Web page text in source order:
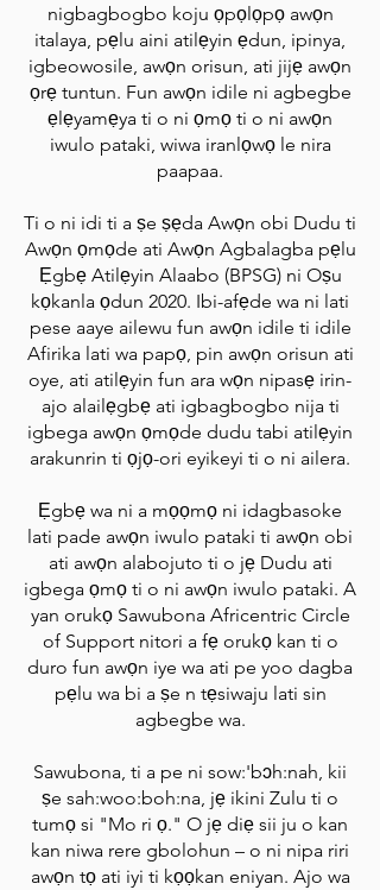
nigbagbogbo koju ọpọlọpọ awọn
italaya, pẹlu aini atilẹyin ẹdun, ipinya,
igbeowosile, awọn orisun, ati jijẹ awọn
ọrẹ tuntun. Fun awọn idile ni agbegbe
ẹlẹyamẹya ti o ni ọmọ ti o ni awọn
iwulo pataki, wiwa iranlọwọ le nira
paapaa.
Ti o ni idi ti a ṣe ṣẹda Awọn obi Dudu ti
Awọn ọmọde ati Awọn Agbalagba pẹlu
Ẹgbẹ Atilẹyin Alaabo (BPSG) ni Oṣu
kọkanla ọdun 2020. Ibi-afẹde wa ni lati
pese aaye ailewu fun awọn idile ti idile
Afirika lati wa papọ, pin awọn orisun ati
oye, ati atilẹyin fun ara wọn nipasẹ irin-
ajo alailẹgbẹ ati igbagbogbo nija ti
igbega awọn ọmọde dudu tabi atilẹyin
arakunrin ti ọjọ-ori eyikeyi ti o ni ailera.
Ẹgbẹ wa ni a mọọmọ ni idagbasoke
lati pade awọn iwulo pataki ti awọn obi
ati awọn alabojuto ti o jẹ Dudu ati
igbega ọmọ ti o ni awọn iwulo pataki. A
yan orukọ Sawubona Africentric Circle
of Support nitori a fẹ orukọ kan ti o
duro fun awọn iye wa ati pe yoo dagba
pẹlu wa bi a ṣe n tẹsiwaju lati sin
agbegbe wa.
Sawubona, ti a pe ni sow:'bɔh:nah, kii
ṣe sah:woo:boh:na, jẹ ikini Zulu ti o
tumọ si "Mo ri ọ." O jẹ diẹ sii ju o kan
kan niwa rere gbolohun – o ni nipa riri
awọn tọ ati iyi ti kọọkan eniyan. Ajo wa